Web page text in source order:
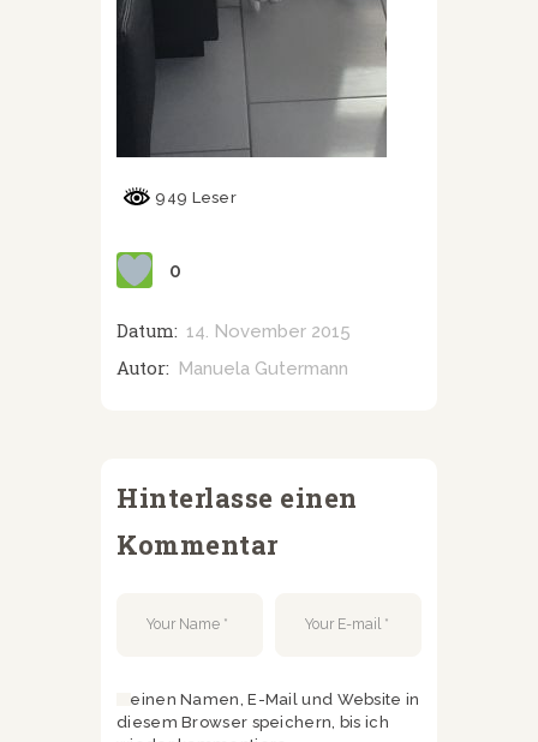
949 Leser
0
Datum: 14. November 2015
Autor: Manuela Gutermann
Hinterlasse einen
Kommentar
Meinen Namen, E-Mail und Website in
diesem Browser speichern, bis ich